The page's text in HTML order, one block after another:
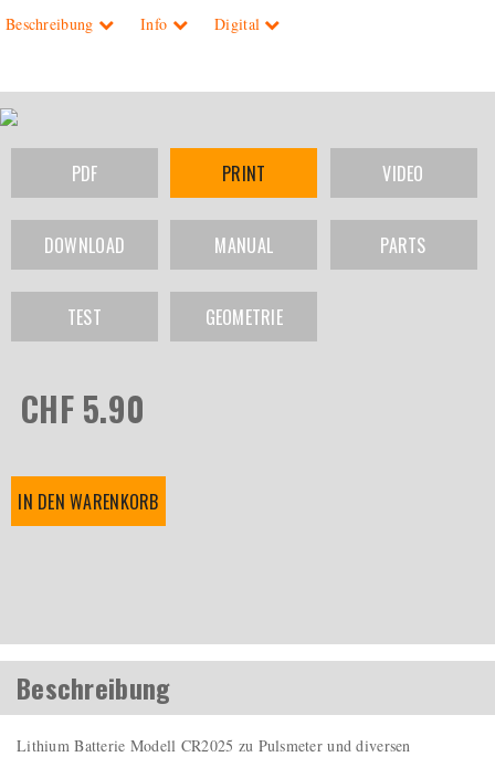
Beschreibung Info Digital
PDF PRINT VIDEO
DOWNLOAD MANUAL PARTS
TEST GEOMETRIE
CHF 5.90
IN DEN WARENKORB
Beschreibung
Lithium Batterie Modell CR2025 zu Pulsmeter und diversen